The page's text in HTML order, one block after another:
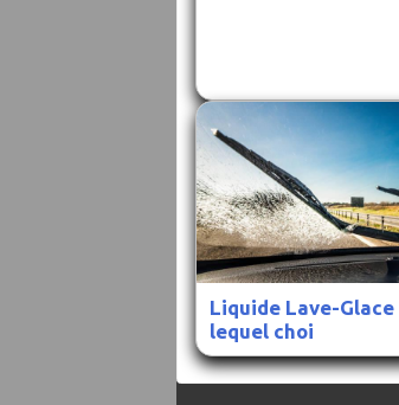
Liquide Lave-Glace
lequel choi